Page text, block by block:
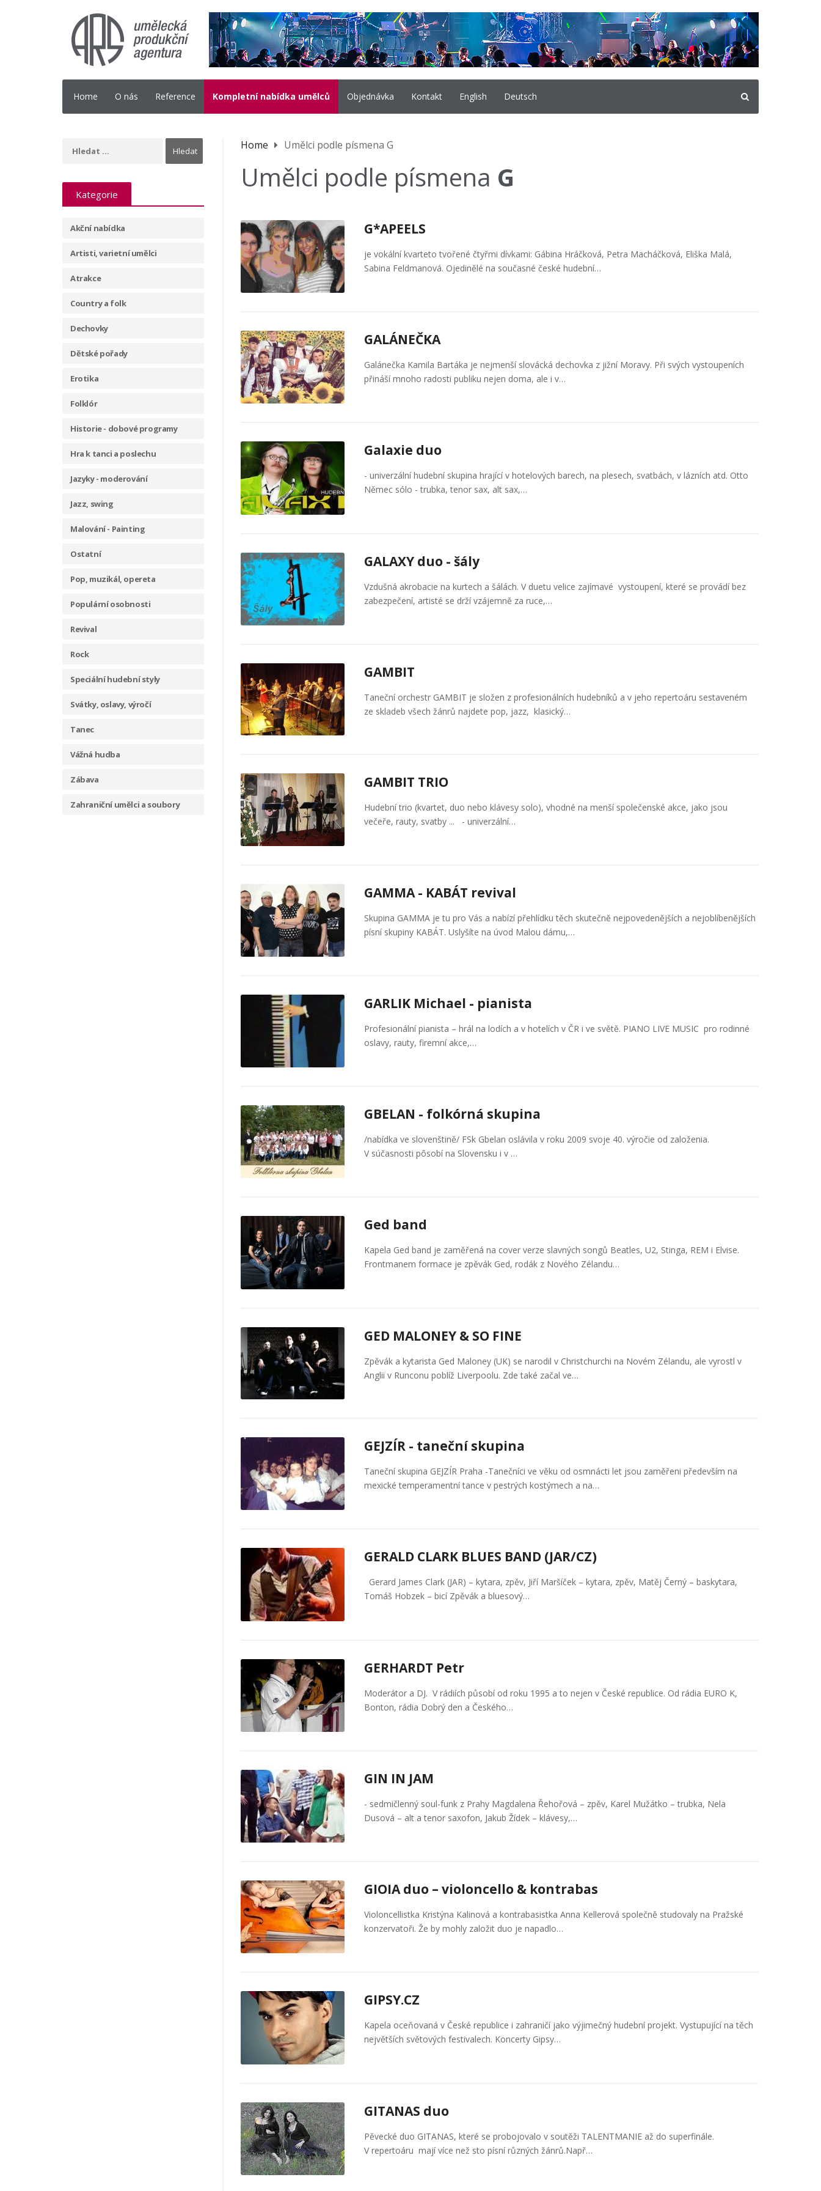
Home O nás Reference Kompletní nabídka umělců Objednávka Kontakt English Deutsch
Kategorie
Akční nabídka
Artisti, varietní umělci
Atrakce
Country a folk
Dechovky
Dětské pořady
Erotika
Folklór
Historie - dobové programy
Hra k tanci a poslechu
Jazyky - moderování
Jazz, swing
Malování - Painting
Ostatní
Pop, muzikál, opereta
Populární osobnosti
Revival
Rock
Speciální hudební styly
Svátky, oslavy, výročí
Tanec
Vážná hudba
Zábava
Zahraniční umělci a soubory
Home Umělci podle písmena G
Umělci podle písmena G
G*APEELS
je vokální kvarteto tvořené čtyřmi dívkami: Gábina Hráčková, Petra Macháčková, Eliška Malá,
Sabina Feldmanová. Ojedinělé na současné české hudební…
GALÁNEČKA
Galánečka Kamila Bartáka je nejmenší slovácká dechovka z jižní Moravy. Při svých vystoupeních
přináší mnoho radosti publiku nejen doma, ale i v…
Galaxie duo
- univerzální hudební skupina hrající v hotelových barech, na plesech, svatbách, v lázních atd. Otto
Němec sólo - trubka, tenor sax, alt sax,…
GALAXY duo - šály
Vzdušná akrobacie na kurtech a šálách. V duetu velice zajímavé vystoupení, které se provádí bez
zabezpečení, artisté se drží vzájemně za ruce,…
GAMBIT
Taneční orchestr GAMBIT je složen z profesionálních hudebníků a v jeho repertoáru sestaveném
ze skladeb všech žánrů najdete pop, jazz, klasický…
GAMBIT TRIO
Hudební trio (kvartet, duo nebo klávesy solo), vhodné na menší společenské akce, jako jsou
večeře, rauty, svatby ... - univerzální…
GAMMA - KABÁT revival
Skupina GAMMA je tu pro Vás a nabízí přehlídku těch skutečně nejpovedenějších a nejoblíbenějších
písní skupiny KABÁT. Uslyšíte na úvod Malou dámu,…
GARLIK Michael - pianista
Profesionální pianista – hrál na lodích a v hotelích v ČR i ve světě. PIANO LIVE MUSIC pro rodinné
oslavy, rauty, firemní akce,…
GBELAN - folkórná skupina
/nabídka ve slovenštině/ FSk Gbelan oslávila v roku 2009 svoje 40. výročie od založenia.
V súčasnosti pôsobí na Slovensku i v …
Ged band
Kapela Ged band je zaměřená na cover verze slavných songů Beatles, U2, Stinga, REM i Elvise.
Frontmanem formace je zpěvák Ged, rodák z Nového Zélandu…
GED MALONEY & SO FINE
Zpěvák a kytarista Ged Maloney (UK) se narodil v Christchurchi na Novém Zélandu, ale vyrostl v
Anglii v Runconu poblíž Liverpoolu. Zde také začal ve…
GEJZÍR - taneční skupina
Taneční skupina GEJZÍR Praha -Tanečníci ve věku od osmnácti let jsou zaměřeni především na
mexické temperamentní tance v pestrých kostýmech a na…
GERALD CLARK BLUES BAND (JAR/CZ)
Gerard James Clark (JAR) – kytara, zpěv, Jiří Maršíček – kytara, zpěv, Matěj Černý – baskytara,
Tomáš Hobzek – bicí Zpěvák a bluesový…
GERHARDT Petr
Moderátor a DJ. V rádiích působí od roku 1995 a to nejen v České republice. Od rádia EURO K,
Bonton, rádia Dobrý den a Českého…
GIN IN JAM
- sedmičlenný soul-funk z Prahy Magdalena Řehořová – zpěv, Karel Mužátko – trubka, Nela
Dusová – alt a tenor saxofon, Jakub Žídek – klávesy,…
GIOIA duo – violoncello & kontrabas
Violoncellistka Kristýna Kalinová a kontrabasistka Anna Kellerová společně studovaly na Pražské
konzervatoři. Že by mohly založit duo je napadlo…
GIPSY.CZ
Kapela oceňovaná v České republice i zahraničí jako výjimečný hudební projekt. Vystupující na těch
největších světových festivalech. Koncerty Gipsy…
GITANAS duo
Pěvecké duo GITANAS, které se probojovalo v soutěži TALENTMANIE až do superfinále.
V repertoáru mají více než sto písní různých žánrů.Např…